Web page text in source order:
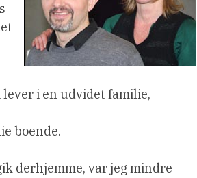
i en udvidet familie,
boende.
derhjemme, var jeg mindre